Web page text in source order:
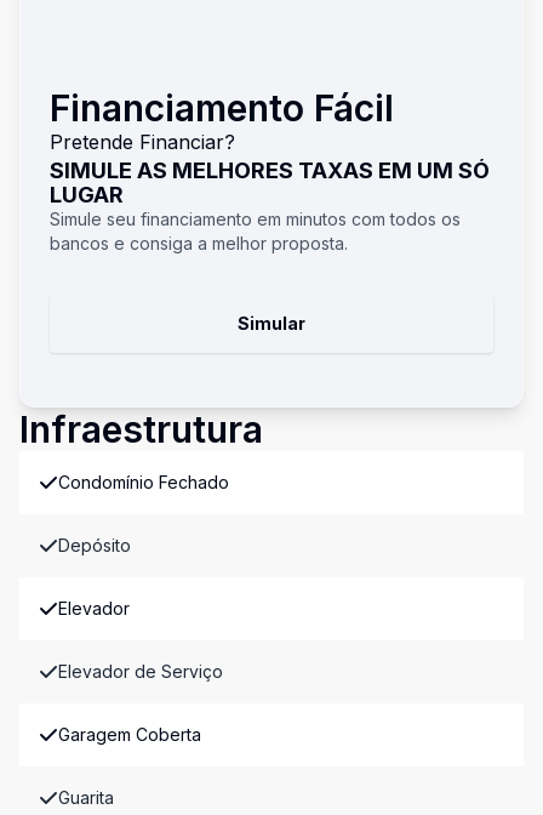
Financiamento Fácil
Pretende Financiar?
SIMULE AS MELHORES TAXAS EM UM SÓ
LUGAR
Simule seu financiamento em minutos com todos os
bancos e consiga a melhor proposta.
Simular
Infraestrutura
Condomínio Fechado
Depósito
Elevador
Elevador de Serviço
Garagem Coberta
Guarita